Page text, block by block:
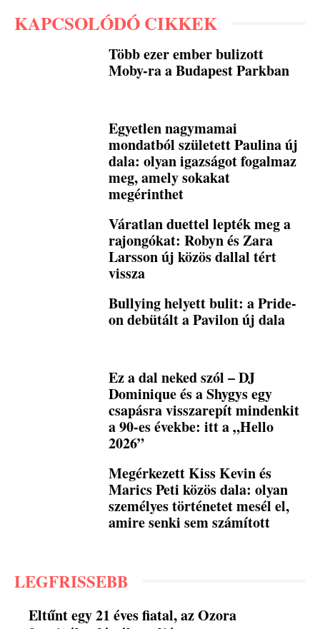
KAPCSOLÓDÓ CIKKEK
Több ezer ember bulizott
Moby-ra a Budapest Parkban
Egyetlen nagymamai
mondatból született Paulina új
dala: olyan igazságot fogalmaz
meg, amely sokakat
megérinthet
Váratlan duettel lepték meg a
rajongókat: Robyn és Zara
Larsson új közös dallal tért
vissza
Bullying helyett bulit: a Pride-
on debütált a Pavilon új dala
Ez a dal neked szól – DJ
Dominique és a Shygys egy
csapásra visszarepít mindenkit
a 90-es évekbe: itt a „Hello
2026”
Megérkezett Kiss Kevin és
Marics Peti közös dala: olyan
személyes történetet mesél el,
amire senki sem számított
LEGFRISSEBB
Eltűnt egy 21 éves fiatal, az Ozora